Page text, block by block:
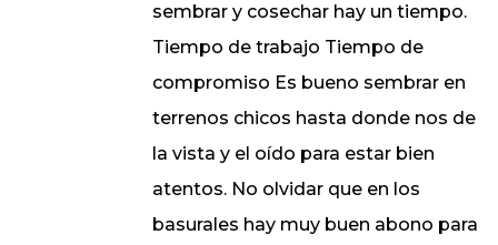
sembrar y cosechar hay un tiempo.
Tiempo de trabajo Tiempo de
compromiso Es bueno sembrar en
terrenos chicos hasta donde nos de
la vista y el oído para estar bien
atentos. No olvidar que en los
basurales hay muy buen abono para